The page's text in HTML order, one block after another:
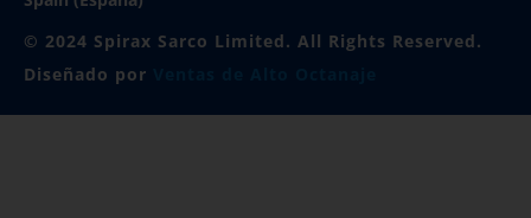
© 2024 Spirax Sarco Limited. All Rights Reserved.
Diseñado por